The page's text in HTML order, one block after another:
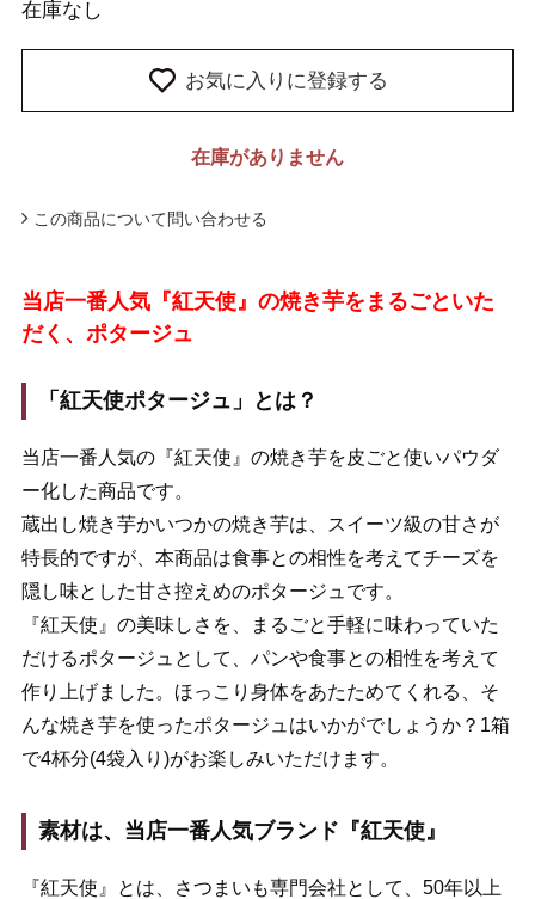
在庫なし
お気に入りに登録する
在庫がありません
この商品について問い合わせる
当店一番人気『紅天使』の焼き芋をまるごといた
だく、ポタージュ
「紅天使ポタージュ」とは？
当店一番人気の『紅天使』の焼き芋を皮ごと使いパウダ
ー化した商品です。
蔵出し焼き芋かいつかの焼き芋は、スイーツ級の甘さが
特長的ですが、本商品は食事との相性を考えてチーズを
隠し味とした甘さ控えめのポタージュです。
『紅天使』の美味しさを、まるごと手軽に味わっていた
だけるポタージュとして、パンや食事との相性を考えて
作り上げました。ほっこり身体をあたためてくれる、そ
んな焼き芋を使ったポタージュはいかがでしょうか？1箱
で4杯分(4袋入り)がお楽しみいただけます。
素材は、当店一番人気ブランド『紅天使』
『紅天使』とは、さつまいも専門会社として、50年以上